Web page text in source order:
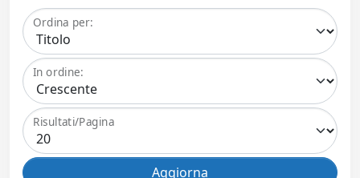
Ordina per:
In ordine:
Risultati/Pagina